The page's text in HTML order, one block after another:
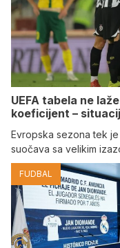
UEFA tabela ne
koeficijent –
Evropska sezona tek
suočava sa velikim
FUDBAL